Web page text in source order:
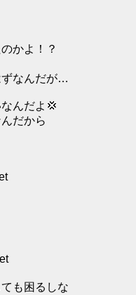
かよ！？
ずなんだが…
んだよ💢
だから
も困るしな